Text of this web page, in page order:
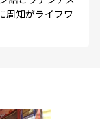
周知がライフワ